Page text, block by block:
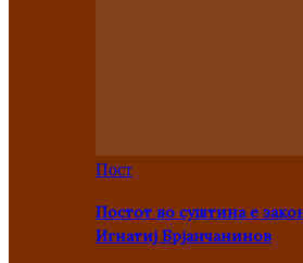
Пост
Постот во суштина е
Игнатиј Брјанчанинов